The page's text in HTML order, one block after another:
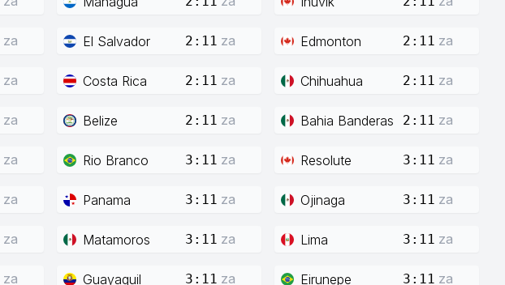
za El Salvador 2:11 za Edmonton 2:11 za
za Costa Rica 2:11 za Chihuahua 2:11 za
za Belize 2:11 za Bahia Banderas 2:11 za
za Rio Branco 3:11 za Resolute 3:11 za
za Panama 3:11 za Ojinaga 3:11 za
za Matamoros 3:11 za Lima 3:11 za
za Guayaquil 3:11 za Eirunepe 3:11 za